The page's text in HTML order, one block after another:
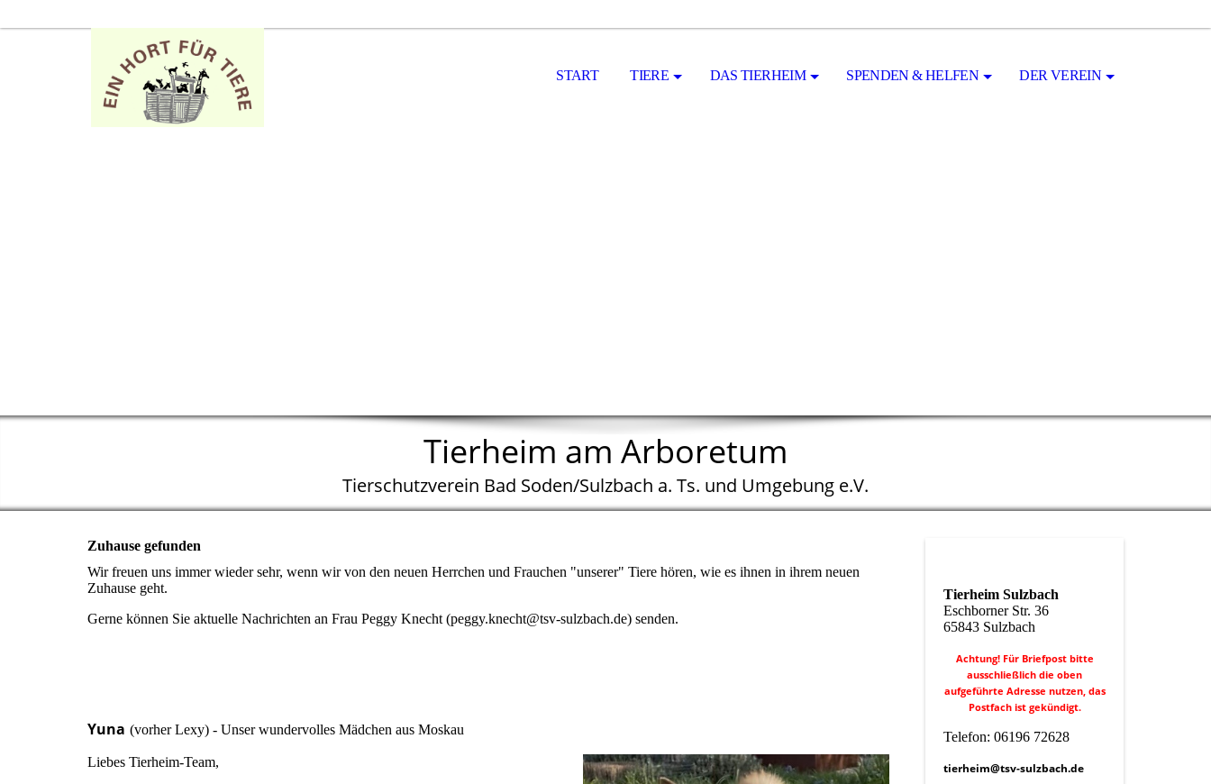
START TIERE DAS TIERHEIM SPENDEN & HELFEN DER VEREIN
Tierheim am Arboretum
Tierschutzverein Bad Soden/Sulzbach a. Ts. und Umgebung e.V.
Zuhause gefunden
Wir freuen uns immer wieder sehr, wenn wir von den neuen Herrchen und Frauchen "unserer" Tiere hören, wie es ihnen in ihrem neuen
Zuhause geht.
Gerne können Sie aktuelle Nachrichten an Frau Peggy Knecht (peggy.knecht@tsv-sulzbach.de) senden.
Yuna (vorher Lexy) - Unser wundervolles Mädchen aus Moskau
Liebes Tierheim-Team,
Tierheim Sulzbach
Eschborner Str. 36
65843 Sulzbach
Achtung! Für Briefpost bitte
ausschließlich die oben
aufgeführte Adresse nutzen, das
Postfach ist gekündigt.
Telefon: 06196 72628
tierheim@tsv-sulzbach.de